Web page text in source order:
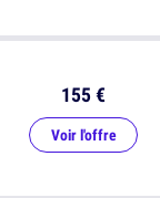
155 €
Voir l'offre